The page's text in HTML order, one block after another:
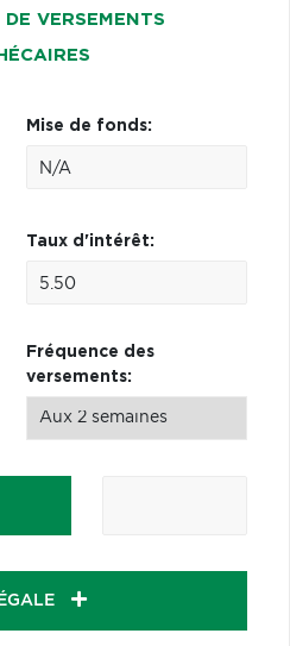
VERSEMENTS
Mise de fonds:
Taux d'intérêt:
Fréquence des
versements: